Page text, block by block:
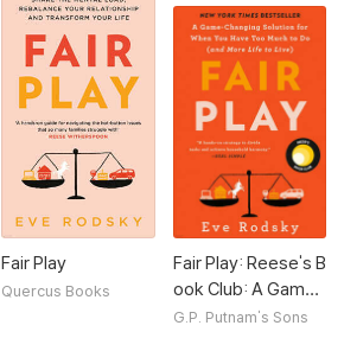
Fair Play
Quercus Books
Fair Play: Reese's B
ook Club: A Game-
Changing Solution
G.P. Putnam's Sons